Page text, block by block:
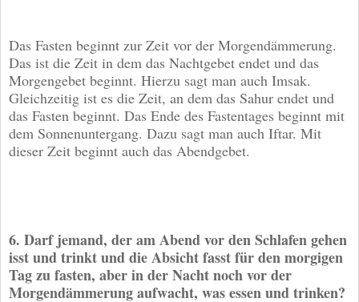
Das Fasten beginnt zur Zeit vor der Morgendämmerung.
Das ist die Zeit in dem das Nachtgebet endet und das
Morgengebet beginnt. Hierzu sagt man auch Imsak.
Gleichzeitig ist es die Zeit, an dem das Sahur endet und
das Fasten beginnt. Das Ende des Fastentages beginnt mit
dem Sonnenuntergang. Dazu sagt man auch Iftar. Mit
dieser Zeit beginnt auch das Abendgebet.
6. Darf jemand, der am Abend vor den Schlafen gehen
isst und trinkt und die Absicht fasst für den morgigen
Tag zu fasten, aber in der Nacht noch vor der
Morgendämmerung aufwacht, was essen und trinken?